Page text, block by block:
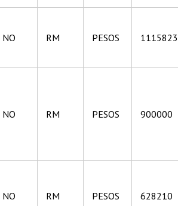
NO RM PESOS 1115823
NO RM PESOS 900000
NO RM PESOS 628210